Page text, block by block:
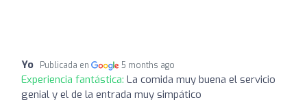
Yo Publicada en 5 months ago
Experiencia fantástica: La comida muy buena el servicio
genial y el de la entrada muy simpático